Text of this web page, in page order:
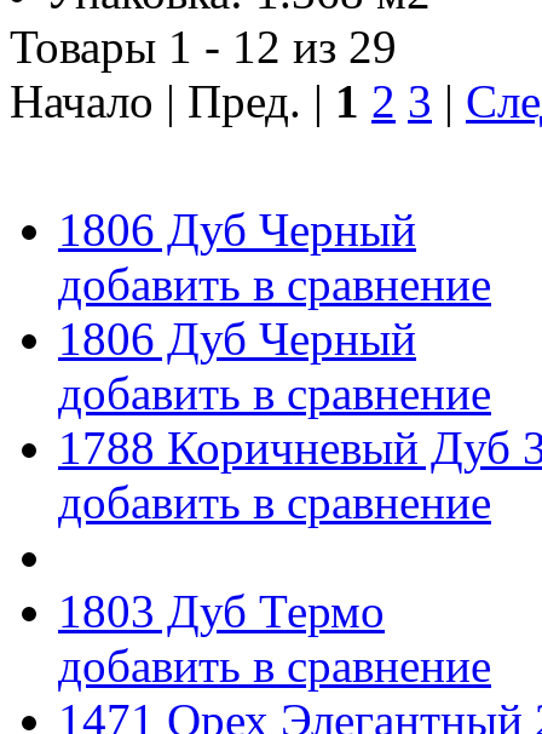
Товары 1 - 12 из 29
Начало | Пред. | 1 2 3 |
1806 Дуб Черный
добавить в сравнение
1806 Дуб Черный
добавить в сравнение
1788 Коричневый Дуб
добавить в сравнение
1803 Дуб Термо
добавить в сравнение
1471 Орех